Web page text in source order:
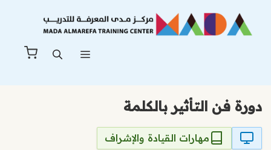
المحتوى
دورة فن التأثير بالكلمة
مهارات القيادة والإشراف